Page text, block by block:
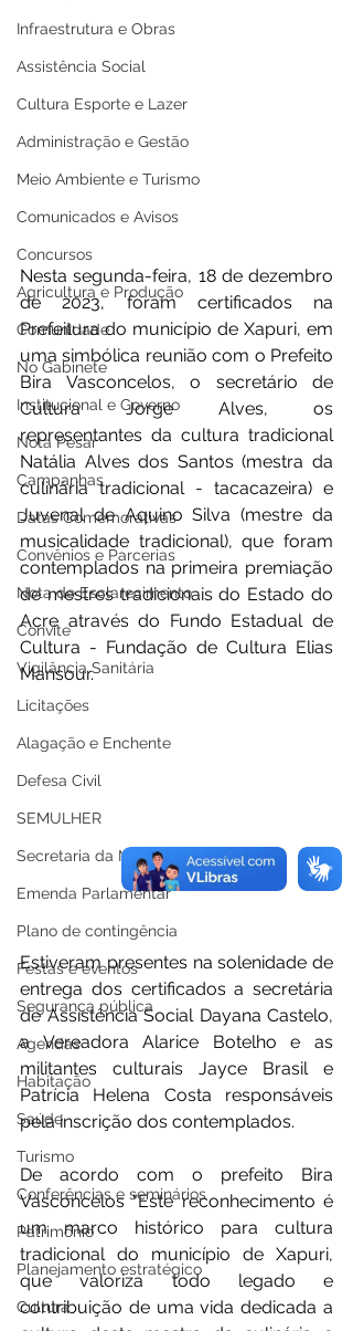
Infraestrutura e Obras
Assistência Social
Cultura Esporte e Lazer
Administração e Gestão
Meio Ambiente e Turismo
Comunicados e Avisos
Concursos
Agricultura e Produção
Comunidade
No Gabinete
Institucional e Governo
Nota Pesar
Campanhas
Datas Comemorativas
Convênios e Parcerias
Nota de Esclarecimento
Convite
Vigilância Sanitária
Licitações
Alagação e Enchente
Defesa Civil
SEMULHER
Secretaria da Mulher
Emenda Parlamentar
Plano de contingência
Festas e eventos
Segurança pública
Agendas
Habitação
Saúde
Turismo
Conferências e seminários
Patrimônio
Planejamento estratégico
Cultura
Nesta segunda-feira, 18 de dezembro
de 2023, foram certificados na
Prefeitura do município de Xapuri, em
uma simbólica reunião com o Prefeito
Bira Vasconcelos, o secretário de
Cultura Jorge Alves, os
representantes da cultura tradicional
Natália Alves dos Santos (mestra da
culinária tradicional - tacacazeira) e
Juvenal de Aquino Silva (mestre da
musicalidade tradicional), que foram
contemplados na primeira premiação
de mestres tradicionais do Estado do
Acre através do Fundo Estadual de
Cultura - Fundação de Cultura Elias
Mansour.
Estiveram presentes na solenidade de
entrega dos certificados a secretária
de Assistência Social Dayana Castelo,
a Vereadora Alarice Botelho e as
militantes culturais Jayce Brasil e
Patrícia Helena Costa responsáveis
pela inscrição dos contemplados.
De acordo com o prefeito Bira
Vasconcelos "Este reconhecimento é
um marco histórico para cultura
tradicional do município de Xapuri,
que valoriza todo legado e
contribuição de uma vida dedicada a